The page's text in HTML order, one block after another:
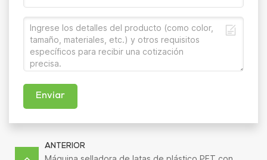
Enviar
ANTERIOR